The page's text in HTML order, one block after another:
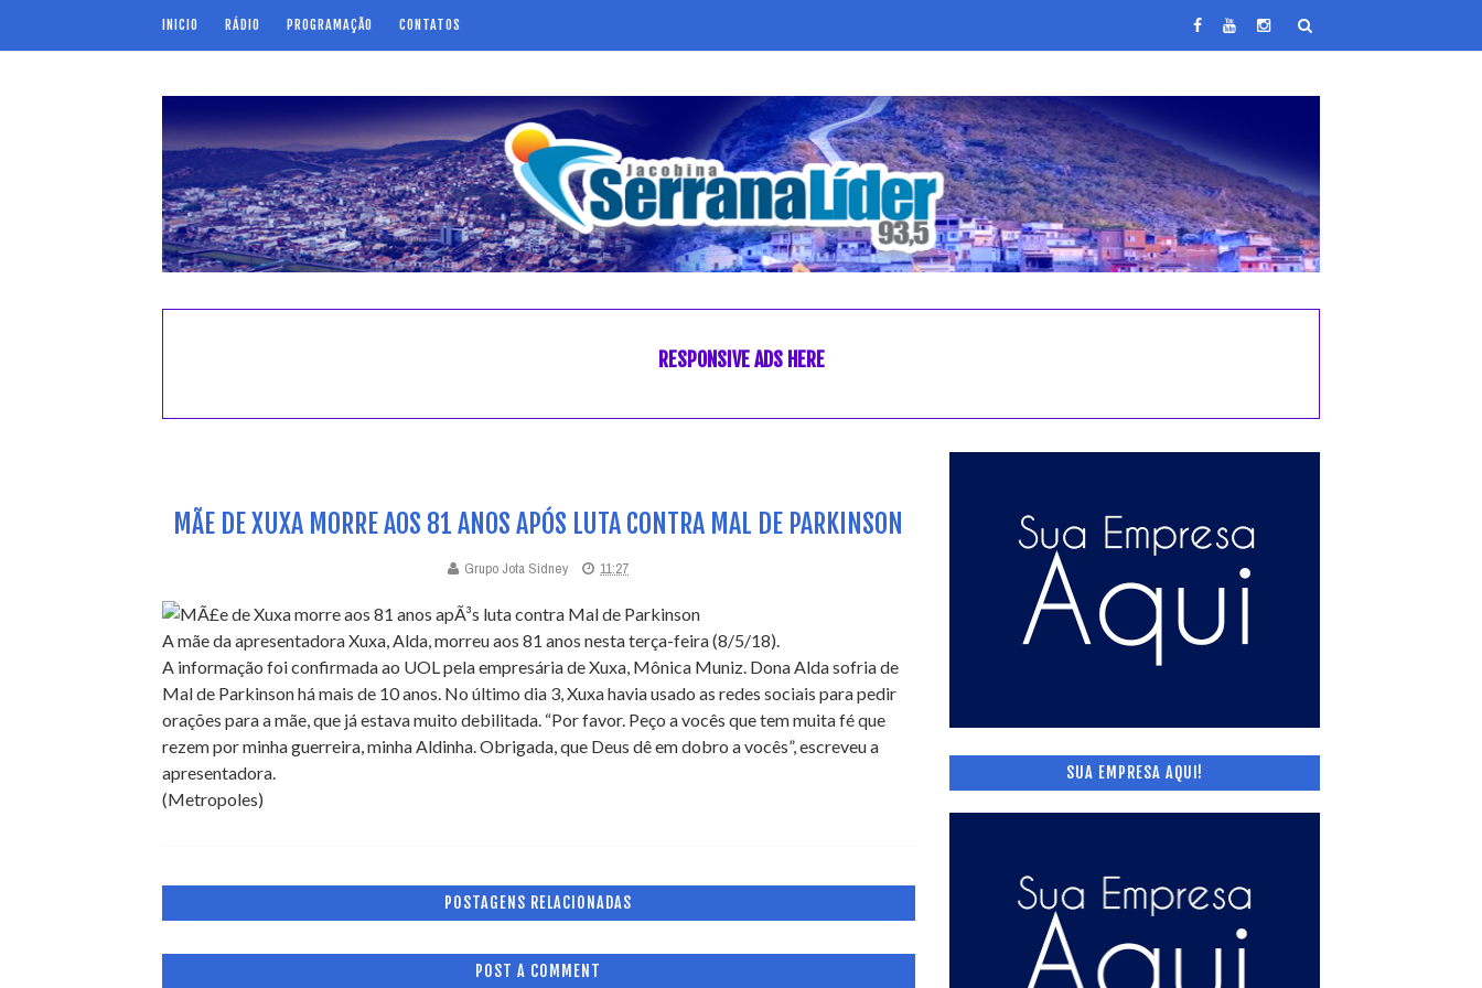
INICIO RÁDIO PROGRAMAÇÃO CONTATOS
RESPONSIVE ADS HERE
MÃE DE XUXA MORRE AOS 81 ANOS APÓS LUTA CONTRA MAL DE PARKINSON
Grupo Jota Sidney 11:27
A mãe da apresentadora Xuxa, Alda, morreu aos 81 anos nesta terça-feira (8/5/18).
A informação foi confirmada ao UOL pela empresária de Xuxa, Mônica Muniz. Dona Alda sofria de
Mal de Parkinson há mais de 10 anos. No último dia 3, Xuxa havia usado as redes sociais para pedir
orações para a mãe, que já estava muito debilitada. “Por favor. Peço a vocês que tem muita fé que
rezem por minha guerreira, minha Aldinha. Obrigada, que Deus dê em dobro a vocês”, escreveu a
apresentadora.
(Metropoles)
POSTAGENS RELACIONADAS
POST A COMMENT
SUA EMPRESA AQUI!